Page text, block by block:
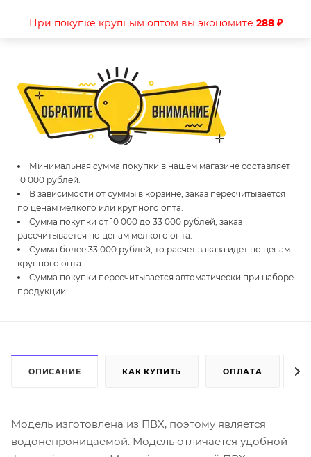
При покупке крупным оптом вы экономите 288 ₽
Минимальная сумма покупки в нашем магазине составляет
10 000 рублей.
В зависимости от суммы в корзине, заказ пересчитывается
по ценам мелкого или крупного опта.
Сумма покупки от 10 000 до 33 000 рублей, заказ
рассчитывается по ценам мелкого опта.
Сумма более 33 000 рублей, то расчет заказа идет по ценам
крупного опта.
Сумма покупки пересчитывается автоматически при наборе
продукции.
ОПИСАНИЕ КАК КУПИТЬ ОПЛАТА
Модель изготовлена из ПВХ, поэтому является
водонепроницаемой. Модель отличается удобной